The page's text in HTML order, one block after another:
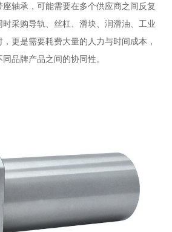
轴承，可能需要在多个供应商之间反复
采购导轨、丝杠、滑块、润滑油、工业
更是需要耗费大量的人力与时间成本，
品牌产品之间的协同性。